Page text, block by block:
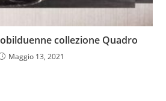
collezione Quadro
Maggio 13, 2021